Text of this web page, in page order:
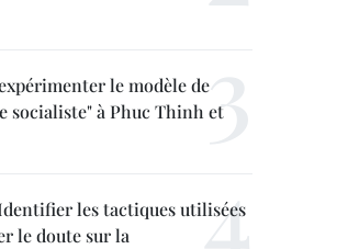
le modèle de
socialiste" à Phuc Thinh et
les tactiques utilisées
le doute sur la